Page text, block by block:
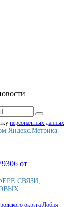
персональныx данных
Яндекс.Метрика
от
СВЯЗИ,
округа Лобня